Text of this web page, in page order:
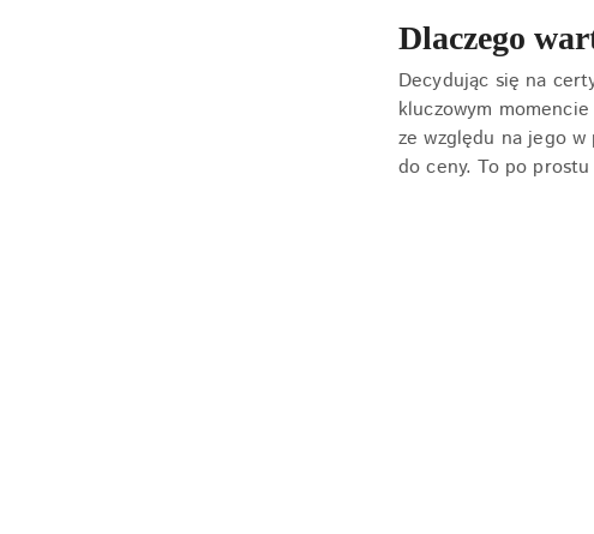
Dlaczego
Decydując się na
kluczowym
ze względu na jego w
do ceny. To po